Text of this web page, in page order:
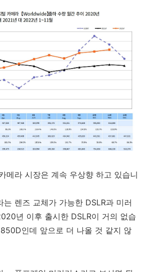
메라 시장은 계속 우상향 하고 있습니
는 렌즈 교체가 가능한 DSLR과 미러
년 이후 출시한 DSLR이 거의 없습
인데 앞으로 더 나올 것 같지 않